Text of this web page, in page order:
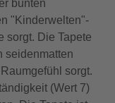
bunten
"Kinderwelten"-
sorgt. Die Tapete
seidenmatten
sorgt.
(Wert 7)